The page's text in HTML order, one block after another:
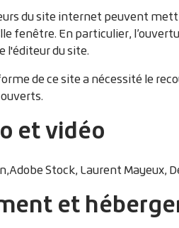
du site internet peuvent
fenêtre. En particulier,
l'éditeur du site.
de ce site a nécessité le
et vidéo
Stock, Laurent Mayeux,
et